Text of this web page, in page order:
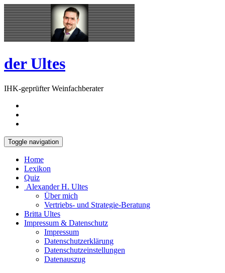
Skip
to
content
Open
Sidebar
der Ultes
IHK-geprüfter Weinfachberater
Toggle navigation
Home
Lexikon
Quiz
Alexander H. Ultes
Über mich
Vertriebs- und Strategie-Beratung
Britta Ultes
Impressum & Datenschutz
Impressum
Datenschutzerklärung
Datenschutzeinstellungen
Datenauszug